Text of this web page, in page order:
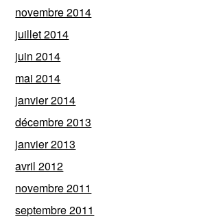
novembre 2014
juillet 2014
juin 2014
mai 2014
janvier 2014
décembre 2013
janvier 2013
avril 2012
novembre 2011
septembre 2011